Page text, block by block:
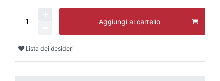
Aggiungi al carrello
Lista dei desideri